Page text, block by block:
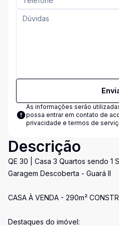
As informações serão
possa entrar em contato de
privacidade e termos de
Descrição
QE 30 | Casa 3 Quartos sendo 1
Garagem Descoberta - Guará II
CASA À VENDA - 290m²
Destaques do imóvel: